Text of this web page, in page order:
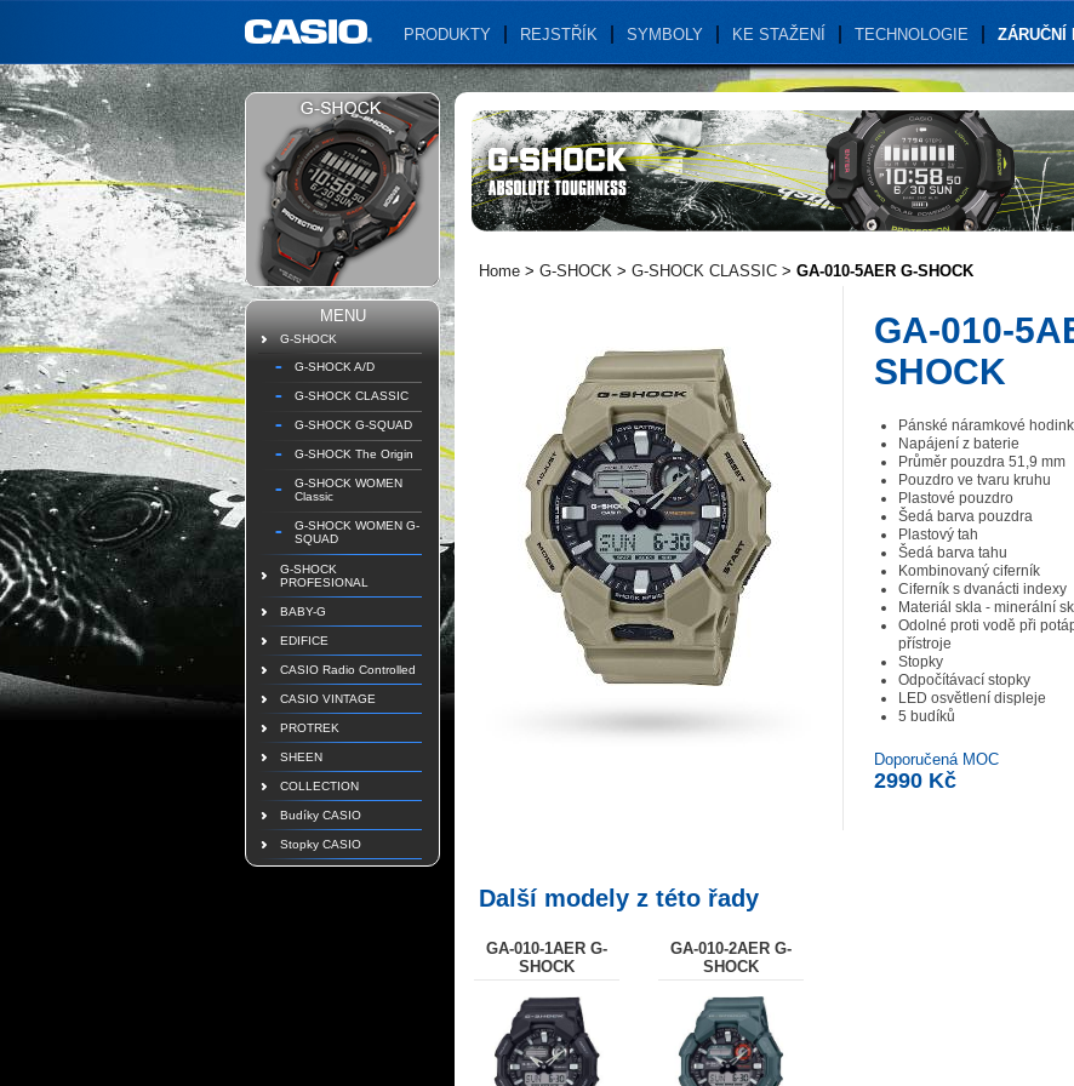
PRODUKTY REJSTŘÍK SYMBOLY KE STAŽENÍ TECHNOLOGIE ZÁRUČNÍ
MENU
G-SHOCK
G-SHOCK A/D
G-SHOCK CLASSIC
G-SHOCK G-SQUAD
G-SHOCK The Origin
G-SHOCK WOMEN
Classic
G-SHOCK WOMEN G-
SQUAD
G-SHOCK
PROFESIONAL
BABY-G
EDIFICE
CASIO Radio Controlled
CASIO VINTAGE
PROTREK
SHEEN
COLLECTION
Budíky CASIO
Stopky CASIO
Home > G-SHOCK > G-SHOCK CLASSIC > GA-010-5AER G-SHOCK
GA-010-
SHOCK
Pánské náramkové
Napájení z baterie
Průměr pouzdra 51,9 mm
Pouzdro ve tvaru kruhu
Plastové pouzdro
Šedá barva pouzdra
Plastový tah
Šedá barva tahu
Kombinovaný ciferník
Ciferník s dvanácti indexy
Materiál skla - minerální
Odolné proti vodě při
přístroje
Stopky
Odpočítávací stopky
LED osvětlení displeje
5 budíků
Doporučená MOC
2990 Kč
Další modely z této řady
GA-010-1AER G-
SHOCK
GA-010-2AER G-
SHOCK